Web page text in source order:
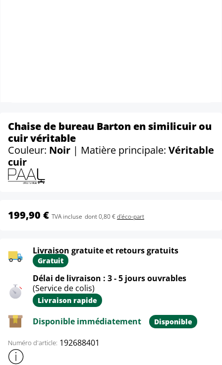
Chaise de bureau Barton en similicuir ou
cuir véritable
Couleur: Noir | Matière principale: Véritable
cuir
199,90 € TVA incluse dont 0,80 €d'éco-part
Livraison gratuite et retours gratuits
Gratuit
Délai de livraison : 3 - 5 jours ouvrables
(Service de colis)
Livraison rapide
Disponible immédiatement Disponible
Numéro d'article: 192688401
Afficher plus d'informations sur le produit